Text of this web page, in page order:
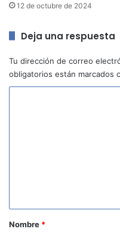
12 de octubre de 2024
Deja una respuesta
Tu dirección de correo
obligatorios están marcados
rNombre *